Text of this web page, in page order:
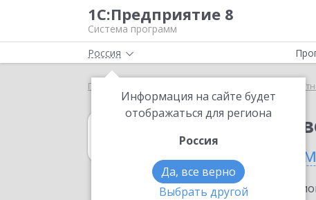
1С:Предприятие 8
Система программ
Россия
Информация на сайте будет
отображаться для региона
Россия
Да, все верно
Выбрать другой
Главная Выбор
1С:Вещевое
в
Ознакомьтесь с